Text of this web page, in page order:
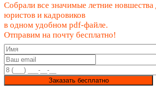
Собрали все значимые летние новшества
юристов и кадровиков
в одном удобном pdf-файле.
Отправим на почту бесплатно!
Заказать бесплатно